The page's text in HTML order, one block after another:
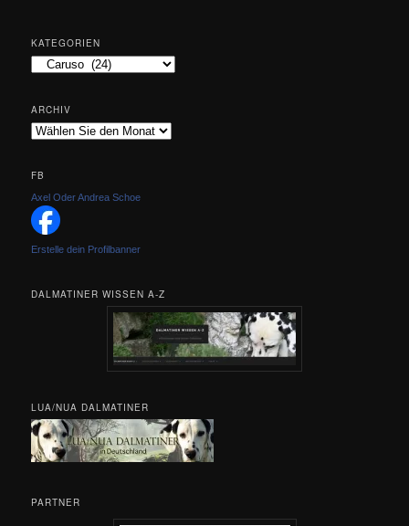
KATEGORIEN
Kategorien
ARCHIV
Archiv
FB
Axel Oder Andrea Schoe
Erstelle dein Profilbanner
DALMATINER WISSEN A-Z
LUA/NUA DALMATINER
PARTNER